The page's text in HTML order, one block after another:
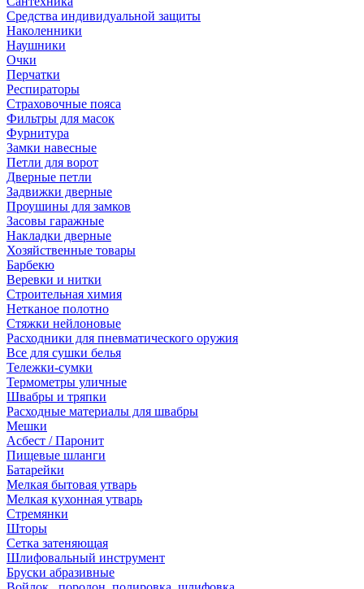
Средства индивидуальной защиты
Наколенники
Наушники
Очки
Перчатки
Респираторы
Страховочные пояса
Фильтры для масок
Фурнитура
Замки навесные
Петли для ворот
Дверные петли
Задвижки дверные
Проушины для замков
Засовы гаражные
Накладки дверные
Хозяйственные товары
Барбекю
Веревки и нитки
Строительная химия
Нетканое полотно
Стяжки нейлоновые
Расходники для пневматического оружия
Все для сушки белья
Тележки-сумки
Термометры уличные
Швабры и тряпки
Расходные материалы для швабры
Мешки
Асбест / Паронит
Пищевые шланги
Батарейки
Мелкая бытовая утварь
Мелкая кухонная утварь
Стремянки
Шторы
Сетка затеняющая
Шлифовальный инструмент
Бруски абразивные